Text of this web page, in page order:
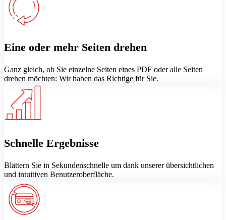
Eine oder mehr Seiten drehen
Ganz gleich, ob Sie einzelne Seiten eines PDF oder alle Seiten
drehen möchten: Wir haben das Richtige für Sie.
Schnelle Ergebnisse
Blättern Sie in Sekundenschnelle um dank unserer übersichtlichen
und intuitiven Benutzeroberfläche.